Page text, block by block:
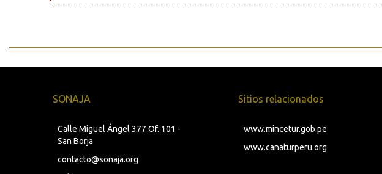
SONAJA
Calle Miguel Ángel 377 Of. 101 -
San Borja
contacto@sonaja.org
Sitios relacionados
www.mincetur.gob.pe
www.canaturperu.org